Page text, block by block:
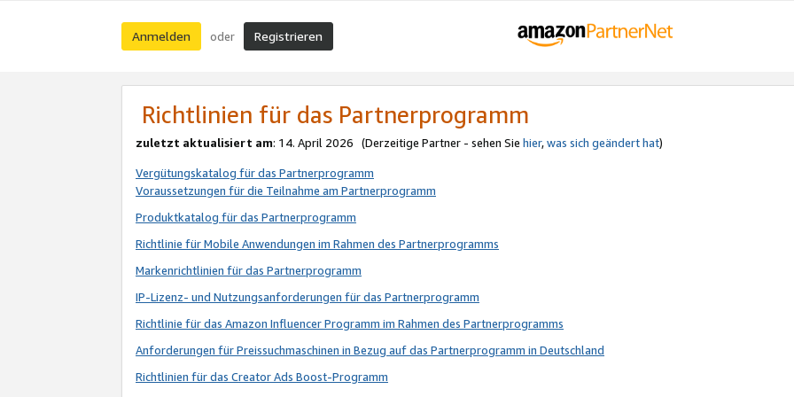
Anmelden oder Registrieren
Richtlinien für das Partnerprogramm
zuletzt aktualisiert am: 14. April 2026 (Derzeitige Partner - sehen Sie hier,was sich geändert hat)
Vergütungskatalog für das Partnerprogramm
Voraussetzungen für die Teilnahme am Partnerprogramm
Produktkatalog für das Partnerprogramm
Richtlinie für Mobile Anwendungen im Rahmen des Partnerprogramms
Markenrichtlinien für das Partnerprogramm
IP-Lizenz- und Nutzungsanforderungen für das Partnerprogramm
Richtlinie für das Amazon Influencer Programm im Rahmen des Partnerprogramms
Anforderungen für Preissuchmaschinen in Bezug auf das Partnerprogramm in Deutschland
Richtlinien für das Creator Ads Boost-Programm